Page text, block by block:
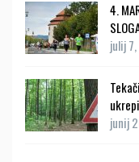
4.
julij
junij